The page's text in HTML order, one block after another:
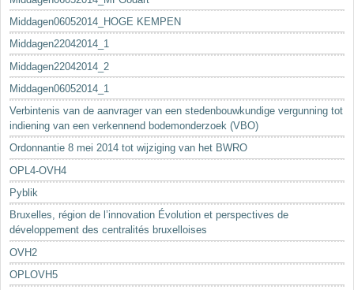
Middagen06052014_HOGE KEMPEN
Middagen22042014_1
Middagen22042014_2
Middagen06052014_1
Verbintenis van de aanvrager van een stedenbouwkundige vergunning tot
indiening van een verkennend bodemonderzoek (VBO)
Ordonnantie 8 mei 2014 tot wijziging van het BWRO
OPL4-OVH4
Pyblik
Bruxelles, région de l’innovation Évolution et perspectives de
développement des centralités bruxelloises
OVH2
OPLOVH5